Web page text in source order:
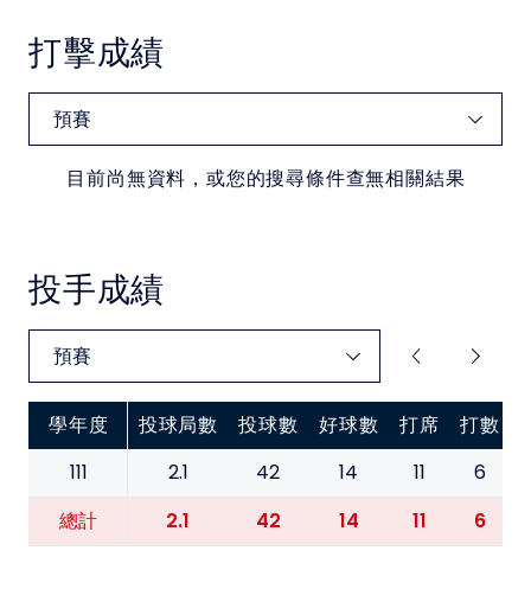
打擊成績
目前尚無資料，或您的搜尋條件查無相關結果
投手成績
學年度 投球局數 投球數 好球數 打席 打數
111 2.1 42 14 11 6
總計 2.1 42 14 11 6